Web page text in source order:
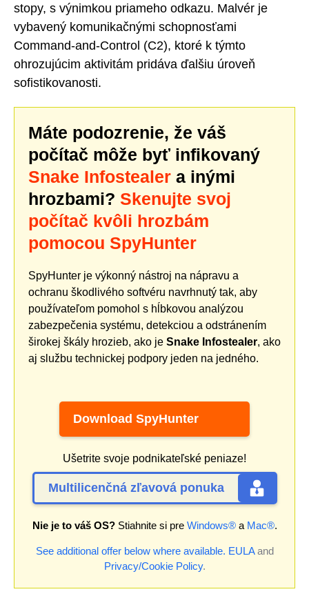
stopy, s výnimkou priameho odkazu. Malvér je
vybavený komunikačnými schopnosťami
Command-and-Control (C2), ktoré k týmto
ohrozujúcim aktivitám pridáva ďalšiu úroveň
sofistikovanosti.
Máte podozrenie, že váš
počítač môže byť infikovaný
Snake Infostealer a inými
hrozbami? Skenujte svoj
počítač kvôli hrozbám
pomocou SpyHunter
SpyHunter je výkonný nástroj na nápravu a
ochranu škodlivého softvéru navrhnutý tak, aby
používateľom pomohol s hĺbkovou analýzou
zabezpečenia systému, detekciou a odstránením
širokej škály hrozieb, ako je Snake Infostealer, ako
aj službu technickej podpory jeden na jedného.
Download SpyHunter
Ušetrite svoje podnikateľské peniaze!
Multilicenčná zľavová ponuka
Nie je to váš OS?Stiahnite si pre Windows®a Mac®.
See additional offer below where available. EULAand
Privacy/Cookie Policy.